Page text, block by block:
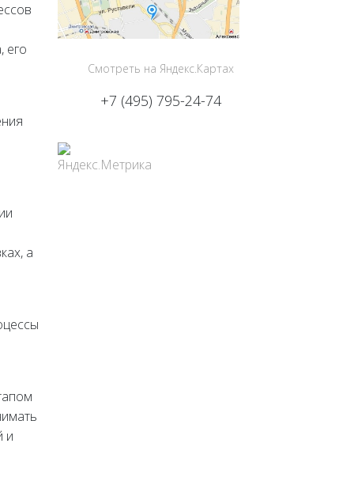
его
а
и
Смотреть на Яндекс.Картах
+7 (495) 795-24-74